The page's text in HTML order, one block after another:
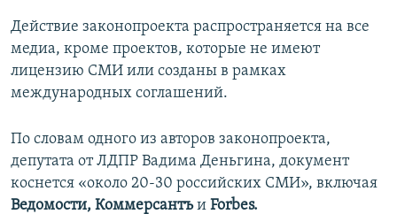
Действие законопроекта распространяется на все
медиа, кроме проектов, которые не имеют
лицензию СМИ или созданы в рамках
международных соглашений.
По словам одного из авторов законопроекта,
депутата от ЛДПР Вадима Деньгина, документ
коснется «около 20-30 российских СМИ», включая
Ведомости, Коммерсантъи Forbes.